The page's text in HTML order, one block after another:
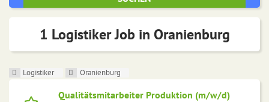
1 Logistiker Job in Oranienburg
Logistiker Oranienburg
Qualitätsmitarbeiter Produktion (m/w/d)